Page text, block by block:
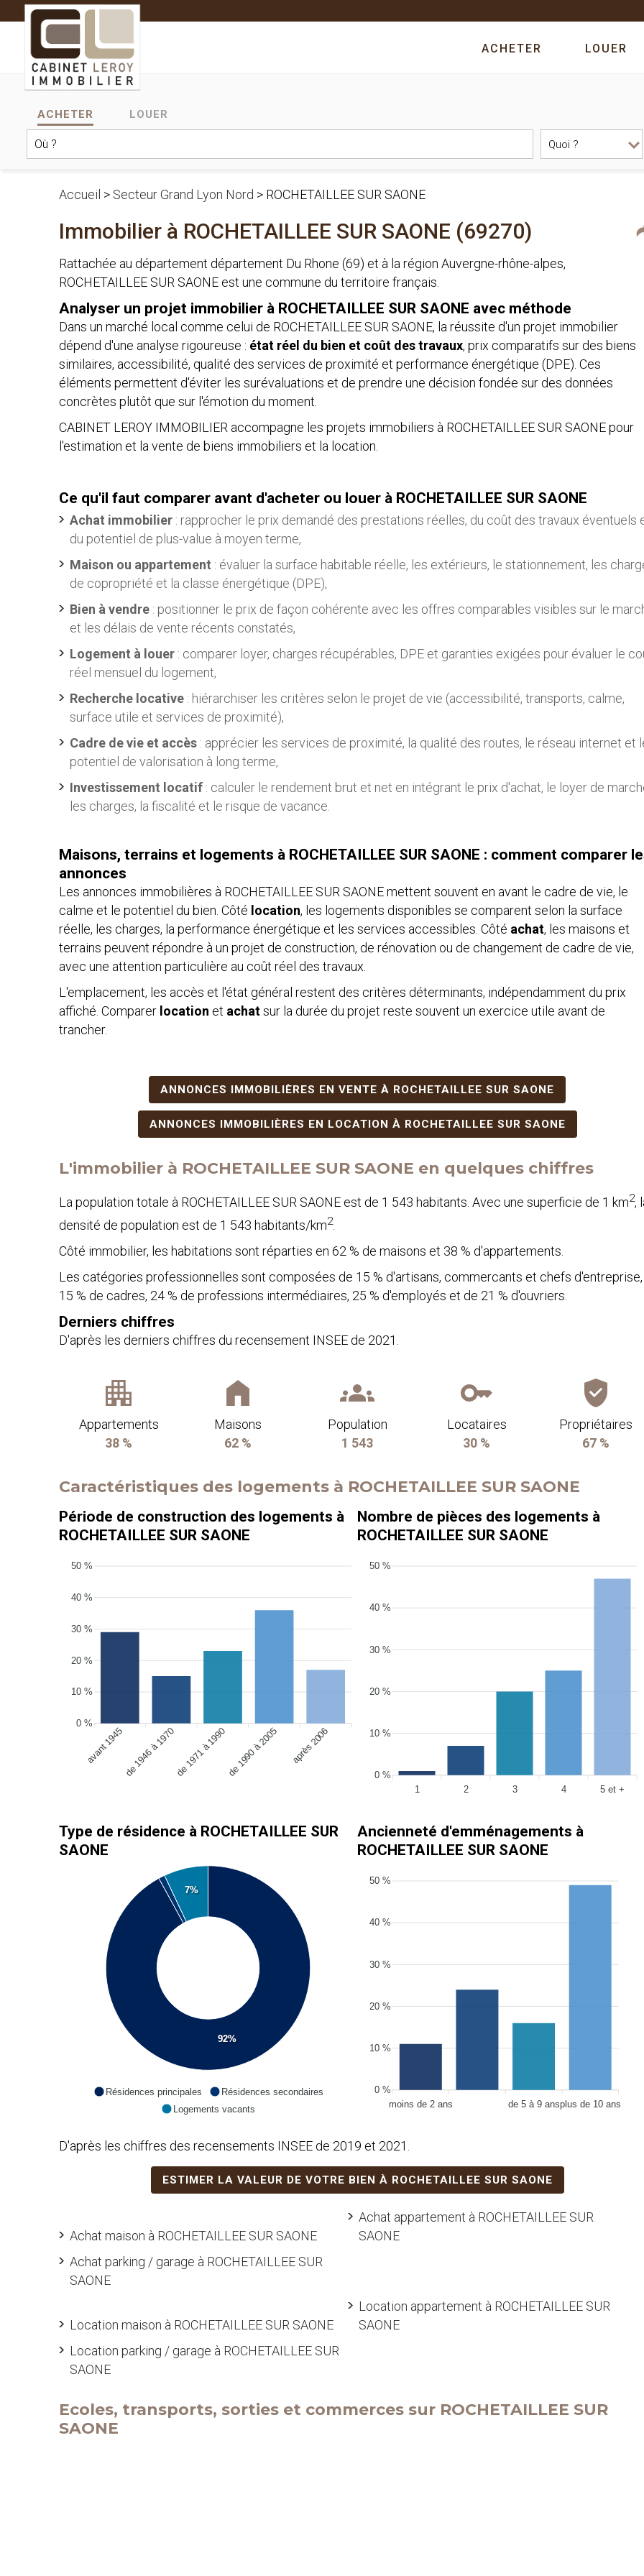
ACHETER LOUER
ACHETER LOUER
Accueil > Secteur Grand Lyon Nord > ROCHETAILLEE SUR SAONE
Immobilier à ROCHETAILLEE SUR SAONE (69270)
Rattachée au département département Du Rhone (69) et à la région Auvergne-rhône-alpes,
ROCHETAILLEE SUR SAONE est une commune du territoire français.
Analyser un projet immobilier à ROCHETAILLEE SUR SAONE avec méthode
Dans un marché local comme celui de ROCHETAILLEE SUR SAONE, la réussite d'un projet immobilier
dépend d'une analyse rigoureuse : état réel du bien et coût des travaux, prix comparatifs sur des biens
similaires, accessibilité, qualité des services de proximité et performance énergétique (DPE). Ces
éléments permettent d'éviter les surévaluations et de prendre une décision fondée sur des données
concrètes plutôt que sur l'émotion du moment.
CABINET LEROY IMMOBILIER accompagne les projets immobiliers à ROCHETAILLEE SUR SAONE pour
l'estimation et la vente de biens immobiliers et la location.
Ce qu'il faut comparer avant d'acheter ou louer à ROCHETAILLEE SUR SAONE
Achat immobilier : rapprocher le prix demandé des prestations réelles, du coût des travaux éventuels
du potentiel de plus-value à moyen terme,
Maison ou appartement : évaluer la surface habitable réelle, les extérieurs, le stationnement, les
de copropriété et la classe énergétique (DPE),
Bien à vendre : positionner le prix de façon cohérente avec les offres comparables visibles sur le
et les délais de vente récents constatés,
Logement à louer : comparer loyer, charges récupérables, DPE et garanties exigées pour évaluer le
réel mensuel du logement,
Recherche locative : hiérarchiser les critères selon le projet de vie (accessibilité, transports, calme,
surface utile et services de proximité),
Cadre de vie et accès : apprécier les services de proximité, la qualité des routes, le réseau internet et
potentiel de valorisation à long terme,
Investissement locatif : calculer le rendement brut et net en intégrant le prix d'achat, le loyer de
les charges, la fiscalité et le risque de vacance.
Maisons, terrains et logements à ROCHETAILLEE SUR SAONE : comment comparer
annonces
Les annonces immobilières à ROCHETAILLEE SUR SAONE mettent souvent en avant le cadre de vie, le
calme et le potentiel du bien. Côté location, les logements disponibles se comparent selon la surface
réelle, les charges, la performance énergétique et les services accessibles. Côté achat, les maisons et
terrains peuvent répondre à un projet de construction, de rénovation ou de changement de cadre de vie,
avec une attention particulière au coût réel des travaux.
L'emplacement, les accès et l'état général restent des critères déterminants, indépendamment du prix
affiché. Comparer location et achatsur la durée du projet reste souvent un exercice utile avant de
trancher.
ANNONCES IMMOBILIÈRES EN VENTE À ROCHETAILLEE SUR SAONE
ANNONCES IMMOBILIÈRES EN LOCATION À ROCHETAILLEE SUR SAONE
L'immobilier à ROCHETAILLEE SUR SAONE en quelques chiffres
La population totale à ROCHETAILLEE SUR SAONE est de 1 543 habitants. Avec une superficie de 1 km2,
densité de population est de 1 543 habitants/km2.
Côté immobilier, les habitations sont réparties en 62 % de maisons et 38 % d'appartements.
Les catégories professionnelles sont composées de 15 % d'artisans, commercants et chefs d'entreprise,
15 % de cadres, 24 % de professions intermédiaires, 25 % d'employés et de 21 % d'ouvriers.
Derniers chiffres
D'après les derniers chiffres du recensement INSEE de 2021.
Appartements
38 %
Maisons
62 %
Population
1 543
Locataires
30 %
Propriétaires
67 %
Caractéristiques des logements à ROCHETAILLEE SUR SAONE
Période de construction des logements à
ROCHETAILLEE SUR SAONE
50 %
40 %
30 %
20 %
10 %
0 %
avant 1945 de 1946 à 1970de 1971 à 1990de 1990 à 2005 après 2006
Nombre de pièces des logements à
ROCHETAILLEE SUR SAONE
50 %
40 %
30 %
20 %
10 %
0 %
1
2 3 4 5 et +
Type de résidence à ROCHETAILLEE SUR
SAONE
92%
7%
Résidences principales
Résidences secondaires
Logements vacants
Ancienneté d'emménagements à
ROCHETAILLEE SUR SAONE
50 %
40 %
30 %
20 %
10 %
0 %
moins de 2 ans
de 5 à 9 ansplus de 10 ans
D'après les chiffres des recensements INSEE de 2019 et 2021.
ESTIMER LA VALEUR DE VOTRE BIEN À ROCHETAILLEE SUR SAONE
Achat maison à ROCHETAILLEE SUR SAONE
Achat appartement à ROCHETAILLEE SUR
SAONE
Achat parking / garage à ROCHETAILLEE SUR
SAONE
Location maison à ROCHETAILLEE SUR SAONE
Location appartement à ROCHETAILLEE SUR
SAONE
Location parking / garage à ROCHETAILLEE SUR
SAONE
Ecoles, transports, sorties et commerces sur ROCHETAILLEE SUR
SAONE